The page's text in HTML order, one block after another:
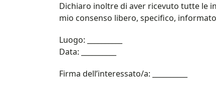
Dichiaro inoltre di aver ricevuto tutte le
mio consenso libero, specifico,
Luogo: __________
Data: __________
Firma dell’interessato/a: __________